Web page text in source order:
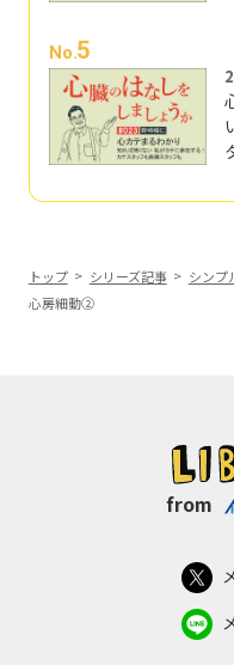
No.5
トップ シリーズ記事 シンプ
心房細動②
from